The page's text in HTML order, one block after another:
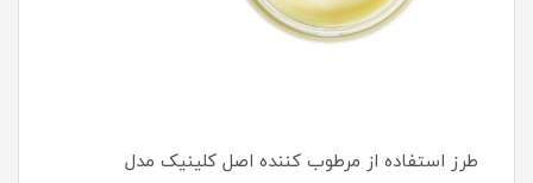
طرز استفاده از مرطوب كننده اصل کلینیک مدل